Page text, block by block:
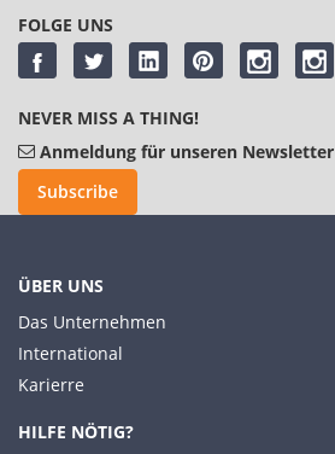
FOLGE UNS
NEVER MISS A THING!
Anmeldung für unseren Newsletter
Subscribe
ÜBER UNS
Das Unternehmen
International
Karierre
HILFE NÖTIG?